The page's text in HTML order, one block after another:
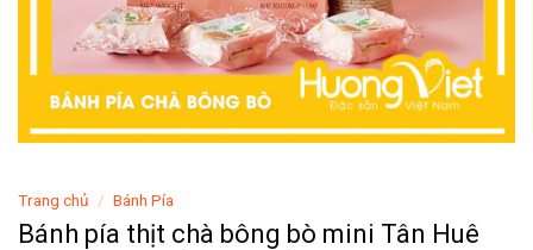
Trang chủ / Bánh Pía
Bánh pía thịt chà bông bò mini Tân Huê